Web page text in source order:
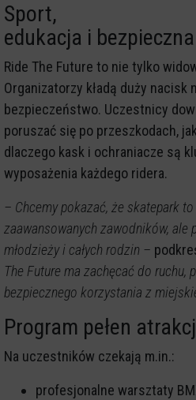
Sport,
edukacja i
Ride The Future to nie tylko
Organizatorzy kładą duży nacisk
bezpieczeństwo. Uczestnicy
poruszać się po przeszkodach,
dlaczego kask i ochraniacze są
wyposażenia każdego ridera.
– Chcemy pokazać, że skatepark
zaawansowanych zawodników, ale
młodzieży i całych rodzin –
The Future ma zachęcać do ruchu,
bezpiecznego korzystania z
Program pełen
Na uczestników czekają m.in.:
profesjonalne warsztaty